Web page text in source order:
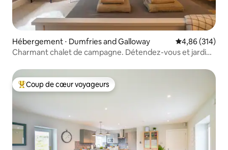
Hébergement ⋅ Dumfries and Galloway Évaluation
4,86 (314)
Charmant chalet de campagne. Détendez-vous et jardin
Coups de cœur voyageurs les plus appréciés
Coup de cœur voyageurs